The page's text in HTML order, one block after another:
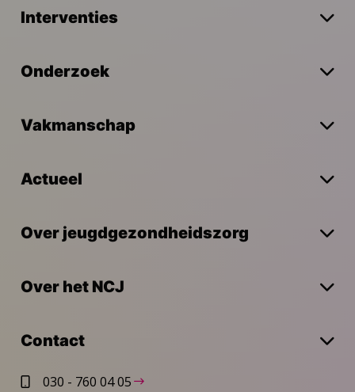
Interventies
Onderzoek
Vakmanschap
Actueel
Over jeugdgezondheidszorg
Over het NCJ
Contact
030 - 760 04 05